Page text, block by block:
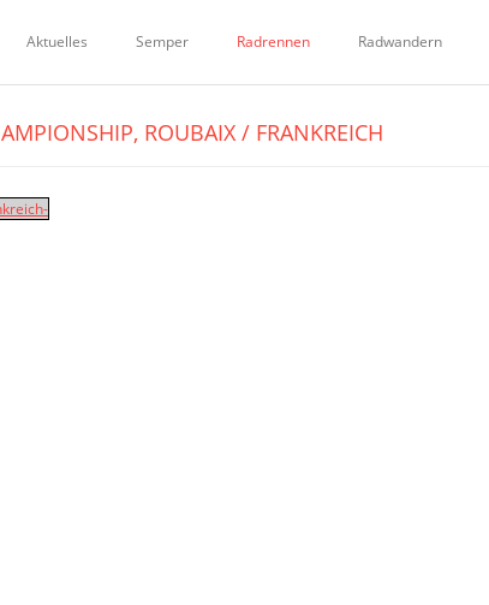
Aktuelles Semper Radrennen Radwandern
ROUBAIX / FRANKREICH